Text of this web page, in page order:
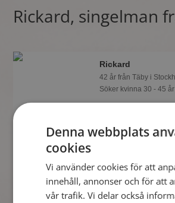
Rickard, singelman
Rickard
42 år från Täby i
Söker kvinna 30 - 45 år
foton om du är
Mötesplatsen.
Denna webbplats
cookies
Vi använder cookies för att
innehåll, annonser och för att
vår trafik. Vi delar också